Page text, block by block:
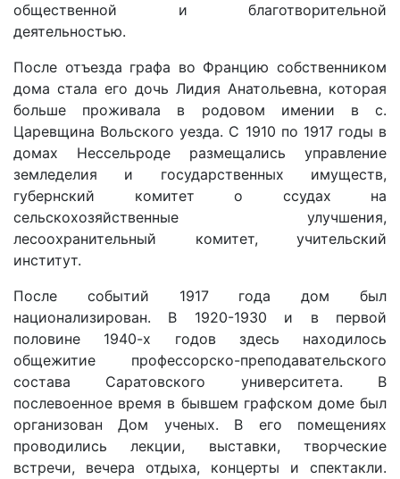
общественной и благотворительной
деятельностью.
После отъезда графа во Францию собственником
дома стала его дочь Лидия Анатольевна, которая
больше проживала в родовом имении в с.
Царевщина Вольского уезда. С 1910 по 1917 годы в
домах Нессельроде размещались управление
земледелия и государственных имуществ,
губернский комитет о ссудах на
сельскохозяйственные улучшения,
лесоохранительный комитет, учительский
институт.
После событий 1917 года дом был
национализирован. В 1920-1930 и в первой
половине 1940-х годов здесь находилось
общежитие профессорско-преподавательского
состава Саратовского университета. В
послевоенное время в бывшем графском доме был
организован Дом ученых. В его помещениях
проводились лекции, выставки, творческие
встречи, вечера отдыха, концерты и спектакли.